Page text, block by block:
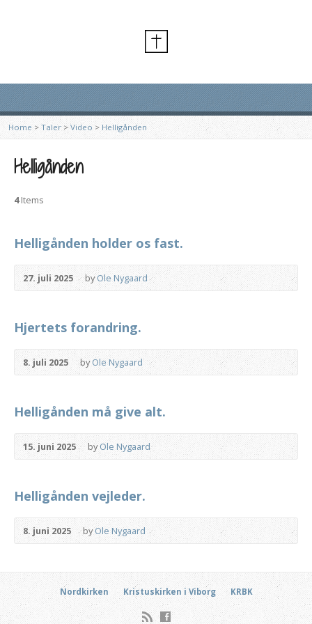
Home > Taler>Video > Helligånden
Helligånden
4Items
Helligånden holder os fast.
27. juli 2025 byOle Nygaard
Hjertets forandring.
8. juli 2025 byOle Nygaard
Helligånden må give alt.
15. juni 2025 byOle Nygaard
Helligånden vejleder.
8. juni 2025 byOle Nygaard
Nordkirken Kristuskirken i Viborg KRBK